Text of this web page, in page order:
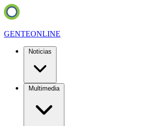
GENTEONLINE
Noticias
Multimedia